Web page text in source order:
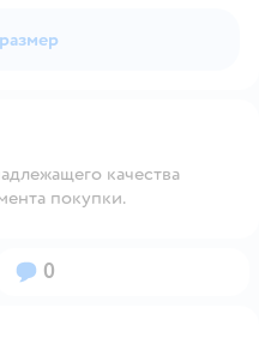
качества
покупки.
Вопросов:
0